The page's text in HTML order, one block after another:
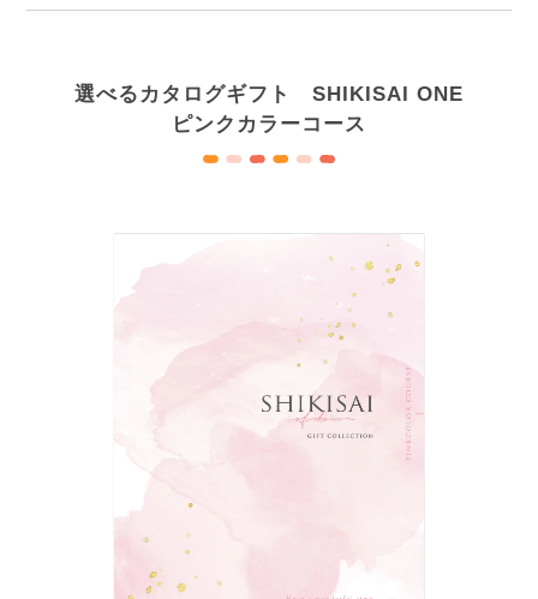
選べるカタログギフト SHIKISAI ONE
ピンクカラーコース